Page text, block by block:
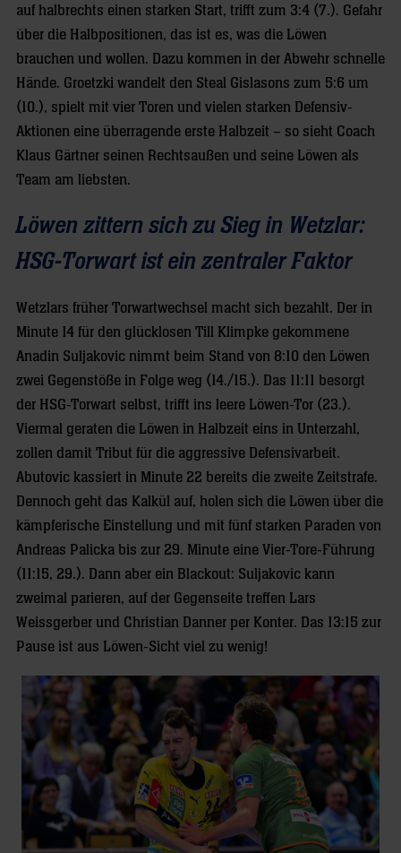
auf halbrechts einen starken Start, trifft zum 3:4 (7.). Gefahr
über die Halbpositionen, das ist es, was die Löwen
brauchen und wollen. Dazu kommen in der Abwehr schnelle
Hände. Groetzki wandelt den Steal Gislasons zum 5:6 um
(10.), spielt mit vier Toren und vielen starken Defensiv-
Aktionen eine überragende erste Halbzeit – so sieht Coach
Klaus Gärtner seinen Rechtsaußen und seine Löwen als
Team am liebsten.
Löwen zittern sich zu Sieg in Wetzlar:
HSG-Torwart ist ein zentraler Faktor
Wetzlars früher Torwartwechsel macht sich bezahlt. Der in
Minute 14 für den glücklosen Till Klimpke gekommene
Anadin Suljakovic nimmt beim Stand von 8:10 den Löwen
zwei Gegenstöße in Folge weg (14./15.). Das 11:11 besorgt
der HSG-Torwart selbst, trifft ins leere Löwen-Tor (23.).
Viermal geraten die Löwen in Halbzeit eins in Unterzahl,
zollen damit Tribut für die aggressive Defensivarbeit.
Abutovic kassiert in Minute 22 bereits die zweite Zeitstrafe.
Dennoch geht das Kalkül auf, holen sich die Löwen über die
kämpferische Einstellung und mit fünf starken Paraden von
Andreas Palicka bis zur 29. Minute eine Vier-Tore-Führung
(11:15, 29.). Dann aber ein Blackout: Suljakovic kann
zweimal parieren, auf der Gegenseite treffen Lars
Weissgerber und Christian Danner per Konter. Das 13:15 zur
Pause ist aus Löwen-Sicht viel zu wenig!